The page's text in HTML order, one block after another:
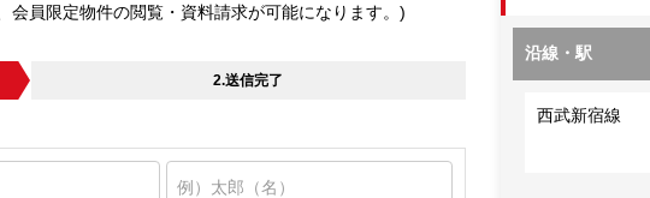
員限定物件の閲覧・資料請求が可能になります。)
2.送信完了
沿線・駅
西武新宿線